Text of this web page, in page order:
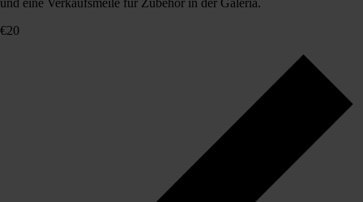
und eine Verkaufsmeile für Zubehör in der Galeria.
€20